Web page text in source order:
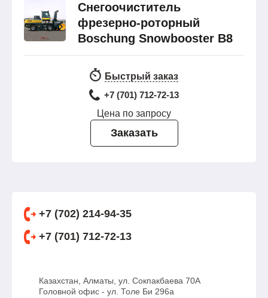
Снегоочиститель
фрезерно-роторный
Boschung Snowbooster B8
Быстрый заказ
+7 (701) 712-72-13
Цена по запросу
Заказать
+7 (702) 214-94-35
+7 (701) 712-72-13
Казахстан, Алматы, ул. Сокпакбаева 70А
Головной офис - ул. Толе Би 296а